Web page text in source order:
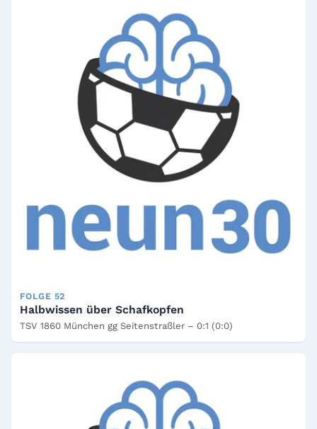
FOLGE 52
Halbwissen über Schafkopfen
TSV 1860 München gg Seitenstraßler – 0:1 (0:0)